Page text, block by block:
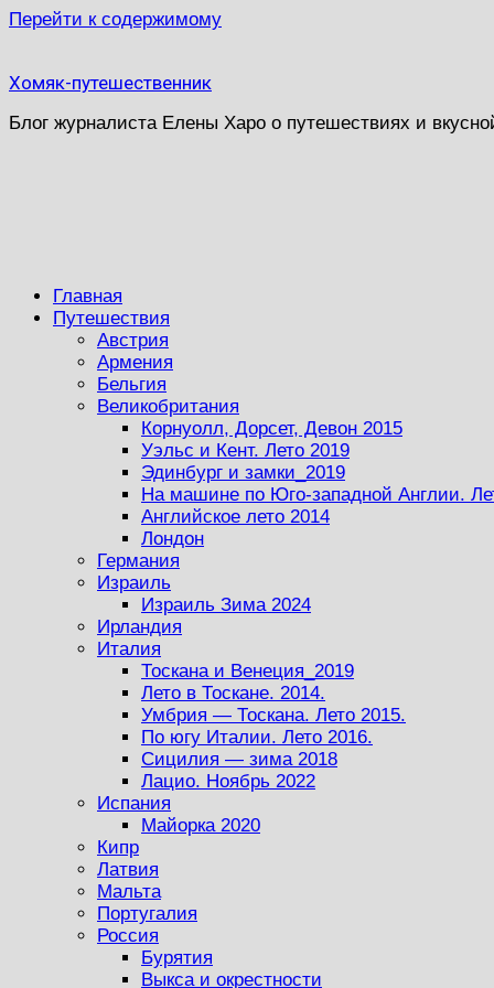
Перейти к содержимому
Хомяк-путешественник
Блог журналиста Елены Харо о путешествиях и
Главная
Путешествия
Австрия
Армения
Бельгия
Великобритания
Корнуолл, Дорсет, Девон 2015
Уэльс и Кент. Лето 2019
Эдинбург и замки_2019
На машине по Юго-западной Англии.
Английское лето 2014
Лондон
Германия
Израиль
Израиль Зима 2024
Ирландия
Италия
Тоскана и Венеция_2019
Лето в Тоскане. 2014.
Умбрия — Тоскана. Лето 2015.
По югу Италии. Лето 2016.
Сицилия — зима 2018
Лацио. Ноябрь 2022
Испания
Майорка 2020
Кипр
Латвия
Мальта
Португалия
Россия
Бурятия
Выкса и окрестности